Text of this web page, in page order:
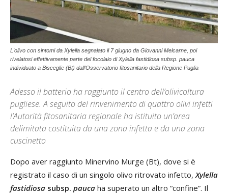
L'olivo con sintomi da Xylella segnalato il 7 giugno da Giovanni Melcarne, poi
rivelatosi effettivamente parte del focolaio di Xylella fastidiosa subsp. pauca
individuato a Bisceglie (Bt) dall'Osservatorio fitosanitario della Regione Puglia
Adesso il batterio ha raggiunto il centro dell’olivicoltura
pugliese. A seguito del rinvenimento di quattro olivi infetti
l’Autorità fitosanitaria regionale ha istituito un’area
delimitata costituita da una zona infetta e da una zona
cuscinetto
Dopo aver raggiunto Minervino Murge (Bt), dove si è
registrato il caso di un singolo olivo ritrovato infetto, Xylella
fastidiosa subsp. pauca ha superato un altro “confine”. Il